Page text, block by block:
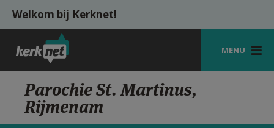
Overslaan en naar de inhoud gaan
Welkom bij Kerknet!
MENU
STARTPAGINA
KERK
Parochie St. Martinus,
Rijmenam